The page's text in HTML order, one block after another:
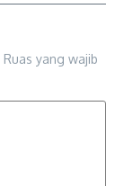
Ruas yang wajib